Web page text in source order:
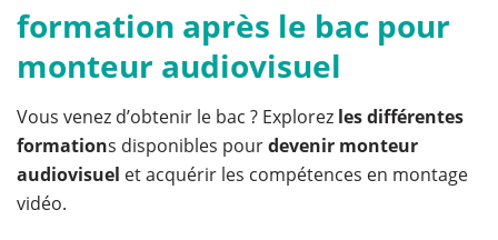
formation après le bac pour
monteur audiovisuel
Vous venez d’obtenir le bac ? Explorez les différentes
formations disponibles pourdevenir monteur
audiovisuel et acquérir les compétences en montage
vidéo.